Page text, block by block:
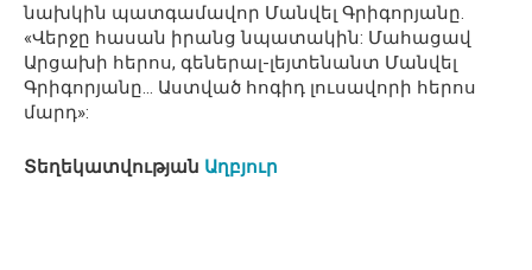
նախկին պատգամավոր Մանվել Գրիգորյանը.
«Վերջը հասան իրանց նպատակին: Մահացավ
Արցախի հերոս, գեներալ-լեյտենանտ Մանվել
Գրիգորյանը… Աստված հոգիդ լուսավորի հերոս
մարդ»:
Տեղեկատվության Աղբյուր